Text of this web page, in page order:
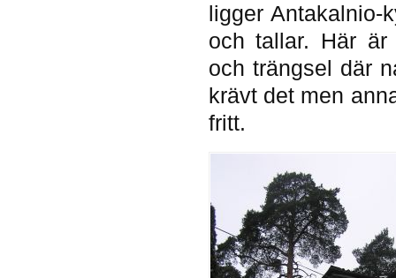
ligger Antakalnio-
och tallar. Här är
och trängsel där
krävt det men
fritt.